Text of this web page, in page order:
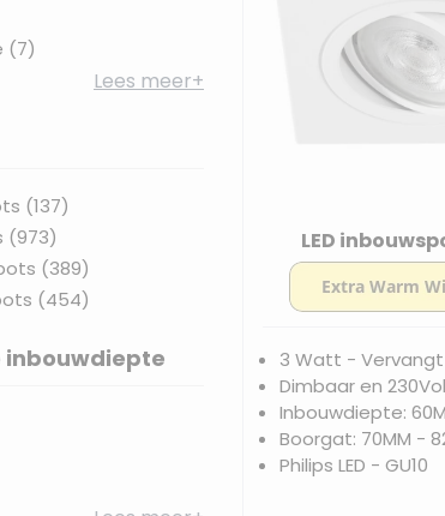
available
(7products available
)
Lees meer+
(137products available
)
(973products available
)
(389products available
)
(454products available
)
inbouwdiepte
available
available
available
LED
3 Watt -
Dimbaar en
Inbouwdiepte:
Boorgat: 70MM -
Philips LED - GU10